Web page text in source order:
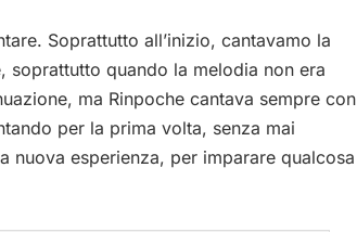
Soprattutto all’inizio, cantavamo la
soprattutto quando la melodia non era
ma Rinpoche cantava sempre con
per la prima volta, senza mai
nuova esperienza, per imparare qualcosa